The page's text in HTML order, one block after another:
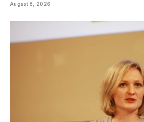
August 8, 2026